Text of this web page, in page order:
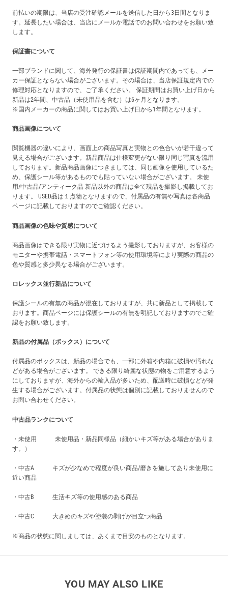
前払いの期限は、当店の受注確認メールを送信した日から3日間となりま
す。延長したい場合は、当店にメールか電話でのお問い合わせをお願い致
します。
保証書について
一部ブランドに関して、海外発行の保証書は保証期間内であっても、メー
カー保証とならない場合がございます。その場合は、当店保証規定内での
修理対応となりますので、ご了承ください。 保証期間はお買い上げ日から
新品は2年間、中古品（未使用品を含む）は6ヶ月となります。
※国内メーカーの商品に関してはお買い上げ日から1年間となります。
商品画像について
閲覧機器の違いにより、画面上の商品写真と実物との色合いが若干違って
見える場合がございます。新品商品は仕様変更がない限り同じ写真を流用
しております。新品商品画像につきましては、同じ画像を使用しているた
め、保護シール等があるものでも貼っていない場合がございます。 未使
用/中古品/アンティーク品 新品以外の商品は全て現品を撮影し掲載してお
ります。 USED品は１点物となりますので、付属品の有無や写真は各商品
ページに記載しておりますのでご確認ください。
商品画像の色味や質感について
商品画像はできる限り実物に近づけるよう撮影しておりますが、お客様の
モニターや携帯電話・スマートフォン等の使用環境等により実際の商品の
色や質感と多少異なる場合がございます。
ロレックス並行新品について
保護シールの有無の商品が混在しておりますが、共に新品として掲載して
おります。商品ページには保護シールの有無を明記しておりますのでご確
認をお願い致します。
新品の付属品（ボックス）について
付属品のボックスは、新品の場合でも、一部に外箱や内箱に破損や汚れな
どがある場合がございます。 できる限り綺麗な状態の物をご用意するよう
にしておりますが、海外からの輸入品が多いため、配送時に破損などが発
生する場合がございます。付属品の状態は個別に記載しておりませんので
お問い合わせください。
中古品ランクについて
・未使用 未使用品・新品同様品（細かいキズ等がある場合がありま
す。）
・中古A キズが少なめで程度が良い商品/磨きを施してあり未使用に
近い商品
・中古B 生活キズ等の使用感のある商品
・中古C 大きめのキズや塗装の剥げが目立つ商品
※商品の状態に関しましては、あくまで目安のものとなります。
YOU MAY ALSO LIKE